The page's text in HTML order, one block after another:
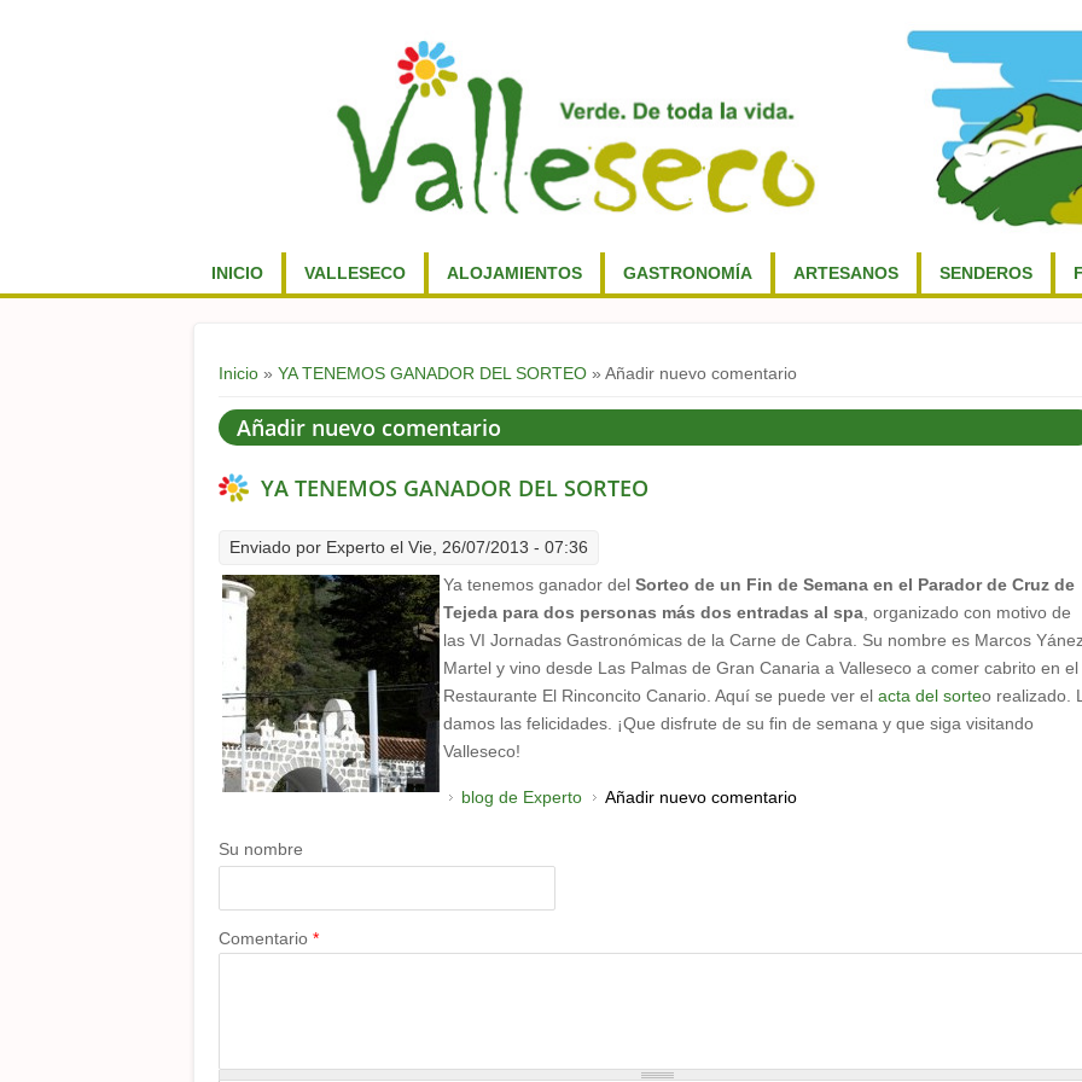
INICIO VALLESECO ALOJAMIENTOS GASTRONOMÍA ARTESANOS SENDEROS
Usted está aquí
Inicio » YA TENEMOS GANADOR DEL SORTEO » Añadir nuevo comentario
Añadir nuevo comentario
YA TENEMOS GANADOR DEL SORTEO
Enviado por Experto el Vie, 26/07/2013 - 07:36
Ya tenemos ganador del Sorteo de un Fin de Semana en el Parador de Cruz de
Tejeda para dos personas más dos entradas al spa , organizado con motivo de
las VI Jornadas Gastronómicas de la Carne de Cabra. Su nombre es Marcos
Martel y vino desde Las Palmas de Gran Canaria a Valleseco a comer cabrito en el
Restaurante El Rinconcito Canario. Aquí se puede ver el acta del sorteo realizado.
damos las felicidades. ¡Que disfrute de su fin de semana y que siga visitando
Valleseco!
blog de Experto Añadir nuevo comentario
Su nombre
Comentario *